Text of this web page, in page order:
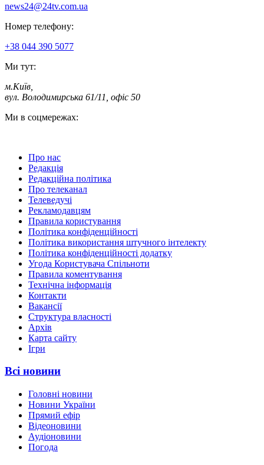
news24@24tv.com.ua
Номер телефону:
+38 044 390 5077
Ми тут:
м.Київ
вул. Володимирська 61/11, офіс 50
Ми в соцмережах:
Про нас
Редакція
Редакційна політика
Про телеканал
Телеведучі
Рекламодавцям
Правила користування
Політика конфіденційності
Політика використання штучного інтелекту
Політика конфіденційності додатку
Угода Користувача Спільноти
Правила коментування
Технічна інформація
Контакти
Вакансії
Структура власності
Архів
Карта сайту
Ігри
Всі новини
Головні новини
Новини України
Прямий ефір
Відеоновини
Аудіоновини
Погода